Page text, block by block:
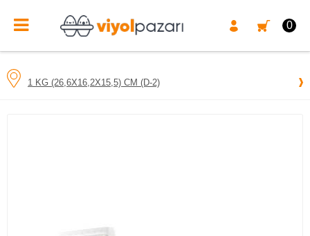
0
1 KG (26,6X16,2X15,5) CM (D-2)